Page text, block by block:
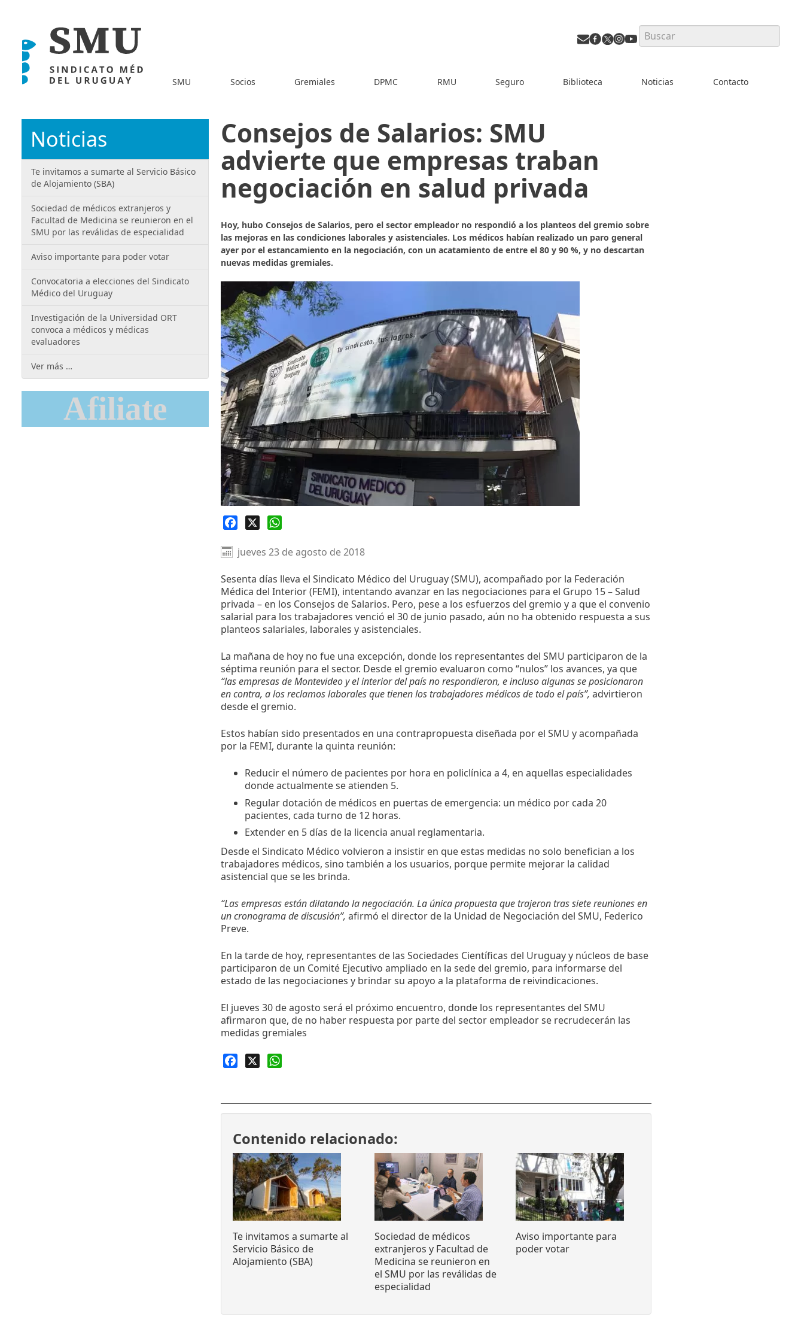
Search
SMU Socios Gremiales DPMC RMU Seguro Biblioteca Noticias Contacto
Consejos de Salarios: SMU
advierte que empresas traban
negociación en salud privada
Hoy, hubo Consejos de Salarios, pero el sector empleador no respondió a los planteos del gremio sobre
las mejoras en las condiciones laborales y asistenciales. Los médicos habían realizado un paro general
ayer por el estancamiento en la negociación, con un acatamiento de entre el 80 y 90 %, y no descartan
nuevas medidas gremiales.
Facebook
jueves 23 de agosto de 2018
Sesenta días lleva el Sindicato Médico del Uruguay (SMU), acompañado por la Federación
Médica del Interior (FEMI), intentando avanzar en las negociaciones para el Grupo 15 – Salud
privada – en los Consejos de Salarios. Pero, pese a los esfuerzos del gremio y a que el convenio
salarial para los trabajadores venció el 30 de junio pasado, aún no ha obtenido respuesta a sus
planteos salariales, laborales y asistenciales.
La mañana de hoy no fue una excepción, donde los representantes del SMU participaron de la
séptima reunión para el sector. Desde el gremio evaluaron como “nulos” los avances, ya que
“las empresas de Montevideo y el interior del país no respondieron, e incluso algunas se posicionaron
en contra, a los reclamos laborales que tienen los trabajadores médicos de todo el país”, advirtieron
desde el gremio.
Estos habían sido presentados en una contrapropuesta diseñada por el SMU y acompañada
por la FEMI, durante la quinta reunión:
Reducir el número de pacientes por hora en policlínica a 4, en aquellas especialidades
donde actualmente se atienden 5.
Regular dotación de médicos en puertas de emergencia: un médico por cada 20
pacientes, cada turno de 12 horas.
Extender en 5 días de la licencia anual reglamentaria.
Desde el Sindicato Médico volvieron a insistir en que estas medidas no solo benefician a los
trabajadores médicos, sino también a los usuarios, porque permite mejorar la calidad
asistencial que se les brinda.
“Las empresas están dilatando la negociación. La única propuesta que trajeron tras siete reuniones en
un cronograma de discusión”, afirmó el director de la Unidad de Negociación del SMU, Federico
Preve.
En la tarde de hoy, representantes de las Sociedades Científicas del Uruguay y núcleos de base
participaron de un Comité Ejecutivo ampliado en la sede del gremio, para informarse del
estado de las negociaciones y brindar su apoyo a la plataforma de reivindicaciones.
El jueves 30 de agosto será el próximo encuentro, donde los representantes del SMU
afirmaron que, de no haber respuesta por parte del sector empleador se recrudecerán las
medidas gremiales
Facebook
Contenido relacionado:
Te invitamos a sumarte al
Servicio Básico de
Alojamiento (SBA)
Sociedad de médicos
extranjeros y Facultad de
Medicina se reunieron en
el SMU por las reválidas de
especialidad
Aviso importante para
poder votar
Noticias
Te invitamos a sumarte al Servicio Básico
de Alojamiento (SBA)
Sociedad de médicos extranjeros y
Facultad de Medicina se reunieron en el
SMU por las reválidas de especialidad
Aviso importante para poder votar
Convocatoria a elecciones del Sindicato
Médico del Uruguay
Investigación de la Universidad ORT
convoca a médicos y médicas
evaluadores
Ver más …
Afiliate